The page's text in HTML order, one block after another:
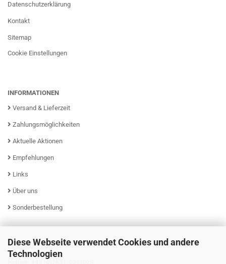
Diese Webseite verwendet Cookies und andere
Technologien
Datenschutzerklärung
Kontakt
Sitemap
Cookie Einstellungen
INFORMATIONEN
Versand & Lieferzeit
Zahlungsmöglichkeiten
Aktuelle Aktionen
Empfehlungen
Links
Über uns
Sonderbestellung
KUNDENSERVICE